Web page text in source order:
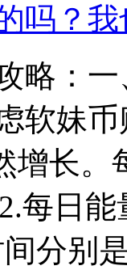
吗？
略：
软妹
增长
每日
分别